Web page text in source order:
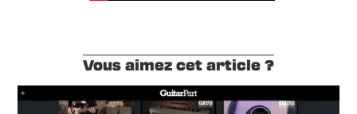
Vous aimez cet article ?